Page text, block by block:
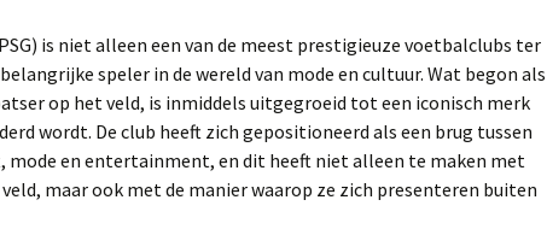
is niet alleen een van de meest prestigieuze voetbalclubs ter
speler in de wereld van mode en cultuur. Wat begon als
op het veld, is inmiddels uitgegroeid tot een iconisch merk
wordt. De club heeft zich gepositioneerd als een brug tussen
mode en entertainment, en dit heeft niet alleen te maken met
maar ook met de manier waarop ze zich presenteren buiten